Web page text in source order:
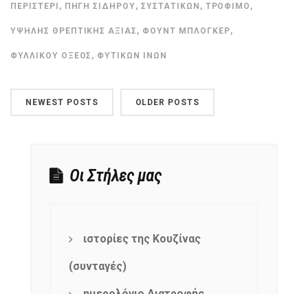
ΠΕΡΙΣΤΈΡΙ , ΠΗΓΉ ΣΙΔΉΡΟΥ ,ΣΥΣΤΑΤΙΚΏΝ , ΤΡΌΦΙΜΟ ,
ΥΨΗΛΉΣ ΘΡΕΠΤΙΚΉΣ ΑΞΊΑΣ , ΦΟΥΝΤ ΜΠΛΌΓΚΕΡ,
ΦΥΛΛΙΚΟΎ ΟΞΈΟΣ , ΦΥΤΙΚΏΝ ΙΝΏΝ
NEWEST POSTS OLDER POSTS
Οι Στήλες μας
ιστορίες της Κουζίνας
(συνταγές)